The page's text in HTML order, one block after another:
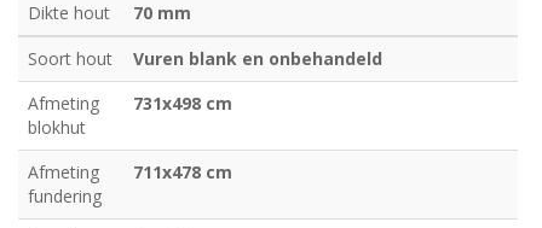
Dikte hout
70 mm
Soort hout
Vuren blank en onbehandeld
Afmeting
blokhut
731x498 cm
Afmeting
fundering
711x478 cm